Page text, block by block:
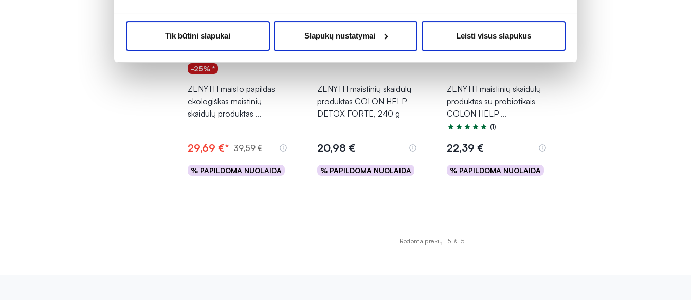
Tik būtini slapukai Slapukų nustatymai Leisti visus slapukus
-25% *
ZENYTH maisto papildas
ekologiškas maistinių
skaidulų produktas ...
29,69 €* 39,59 €
% PAPILDOMA NUOLAIDA
Į krepšelį
ZENYTH maistinių skaidulų
produktas COLON HELP
DETOX FORTE, 240 g
20,98 €
% PAPILDOMA NUOLAIDA
Į krepšelį
ZENYTH maistinių skaidulų
produktas su probiotikais
COLON HELP ...
Įvertinimas 5.0 iš 5
(1)
22,39 €
% PAPILDOMA NUOLAIDA
Į krepšelį
Rodoma prekių 15 iš 15